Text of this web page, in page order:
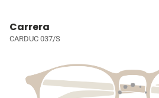
Carrera
CARDUC 037/S